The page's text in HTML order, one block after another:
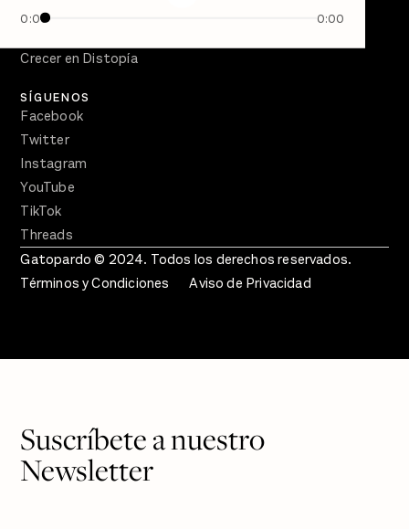
0:00 0:00
Semanario Gatopardo
Crecer en Distopía
SÍGUENOS
Facebook
Twitter
Instagram
YouTube
TikTok
Threads
Gatopardo © 2024. Todos los derechos reservados.
Términos y Condiciones
Aviso de Privacidad
Suscríbete a nuestro
Newsletter